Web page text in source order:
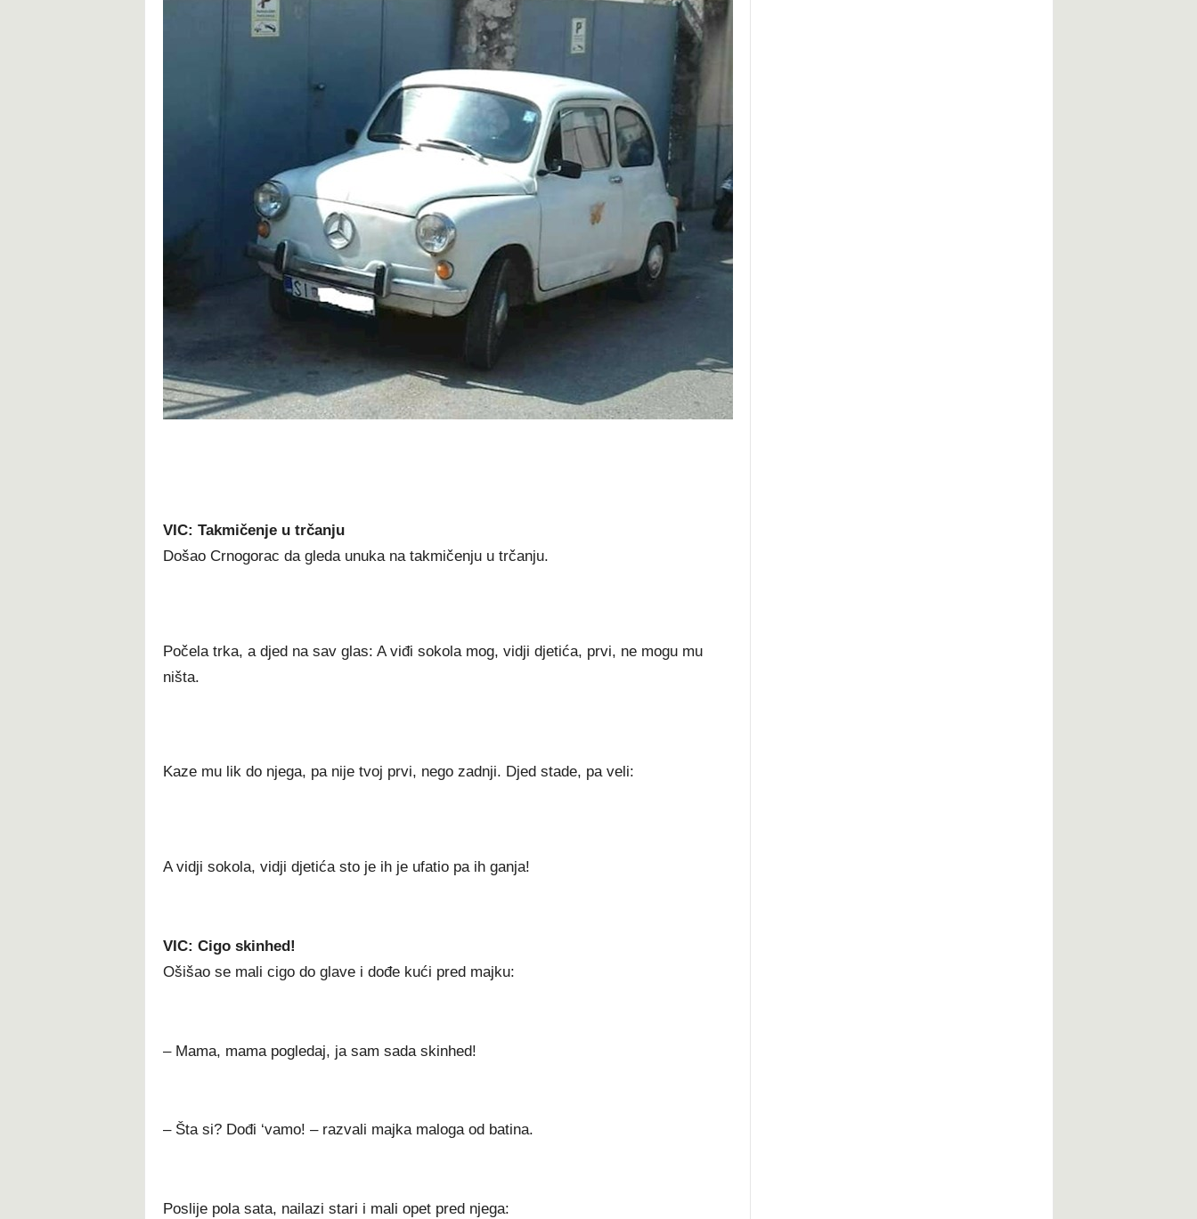
VIC: Takmičenje u trčanju
Došao Crnogorac da gleda unuka na takmičenju u trčanju.
Počela trka, a djed na sav glas: A viđi sokola mog, vidji djetića, prvi, ne mogu mu
ništa.
Kaze mu lik do njega, pa nije tvoj prvi, nego zadnji. Djed stade, pa veli:
A vidji sokola, vidji djetića sto je ih je ufatio pa ih ganja!
VIC: Cigo skinhed!
Ošišao se mali cigo do glave i dođe kući pred majku:
– Mama, mama pogledaj, ja sam sada skinhed!
– Šta si? Dođi ‘vamo! – razvali majka maloga od batina.
Poslije pola sata, nailazi stari i mali opet pred njega: